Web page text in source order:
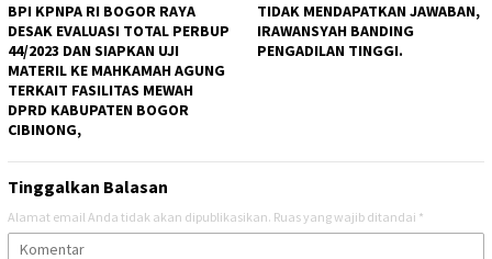
BPI KPNPA RI BOGOR RAYA
DESAK EVALUASI TOTAL PERBUP
44/2023 DAN SIAPKAN UJI
MATERIL KE MAHKAMAH AGUNG
TERKAIT FASILITAS MEWAH
DPRD KABUPATEN BOGOR
CIBINONG,
TIDAK MENDAPATKAN JAWABAN,
IRAWANSYAH BANDING
PENGADILAN TINGGI.
Tinggalkan Balasan
Alamat email Anda tidak akan dipublikasikan. Ruas yang wajib ditandai *